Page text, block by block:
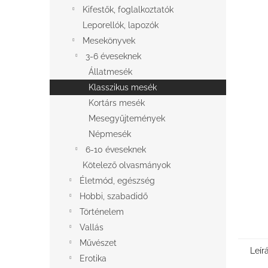
Kifestők, foglalkoztatók
Leporellók, lapozók
Mesekönyvek
3-6 éveseknek
Állatmesék
Klasszikus mesék
Kortárs mesék
Mesegyűjtemények
Népmesék
6-10 éveseknek
Kötelező olvasmányok
Életmód, egészség
Hobbi, szabadidő
Történelem
Vallás
Művészet
Erotika